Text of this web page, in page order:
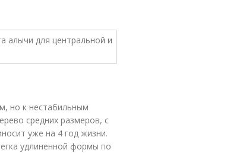
но к нестабильным
средних размеров, с
уже на 4 год жизни.
удлиненной формы по